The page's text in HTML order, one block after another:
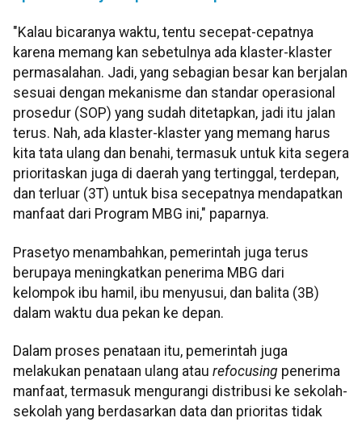
"Kalau bicaranya waktu, tentu secepat-cepatnya
karena memang kan sebetulnya ada klaster-klaster
permasalahan. Jadi, yang sebagian besar kan berjalan
sesuai dengan mekanisme dan standar operasional
prosedur (SOP) yang sudah ditetapkan, jadi itu jalan
terus. Nah, ada klaster-klaster yang memang harus
kita tata ulang dan benahi, termasuk untuk kita segera
prioritaskan juga di daerah yang tertinggal, terdepan,
dan terluar (3T) untuk bisa secepatnya mendapatkan
manfaat dari Program MBG ini," paparnya.
Prasetyo menambahkan, pemerintah juga terus
berupaya meningkatkan penerima MBG dari
kelompok ibu hamil, ibu menyusui, dan balita (3B)
dalam waktu dua pekan ke depan.
Dalam proses penataan itu, pemerintah juga
melakukan penataan ulang atau refocusing penerima
manfaat, termasuk mengurangi distribusi ke sekolah-
sekolah yang berdasarkan data dan prioritas tidak